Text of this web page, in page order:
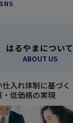
はるやまについて
ABOUT US
仕入れ体制に基づく
・低価格の実現